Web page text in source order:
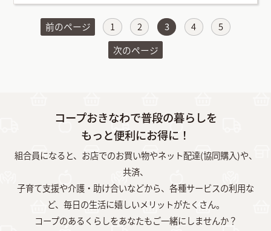
前のページ 1 2 3 4
5
次のページ
コープおきなわで普段の暮らしを
もっと便利にお得に！
組合員になると、お店でのお買い物やネット配達(協同購入)や、
共済、
子育て支援や介護・助け合いなどから、各種サービスの利用な
ど、毎日の生活に嬉しいメリットがたくさん。
コープのあるくらしをあなたもご一緒にしませんか？